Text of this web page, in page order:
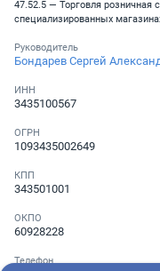
47.52.5 — Торговля розничная
специализированных
Руководитель
Бондарев Сергей
ИНН
3435100567
ОГРН
1093435002649
КПП
343501001
ОКПО
60928228
Телефон